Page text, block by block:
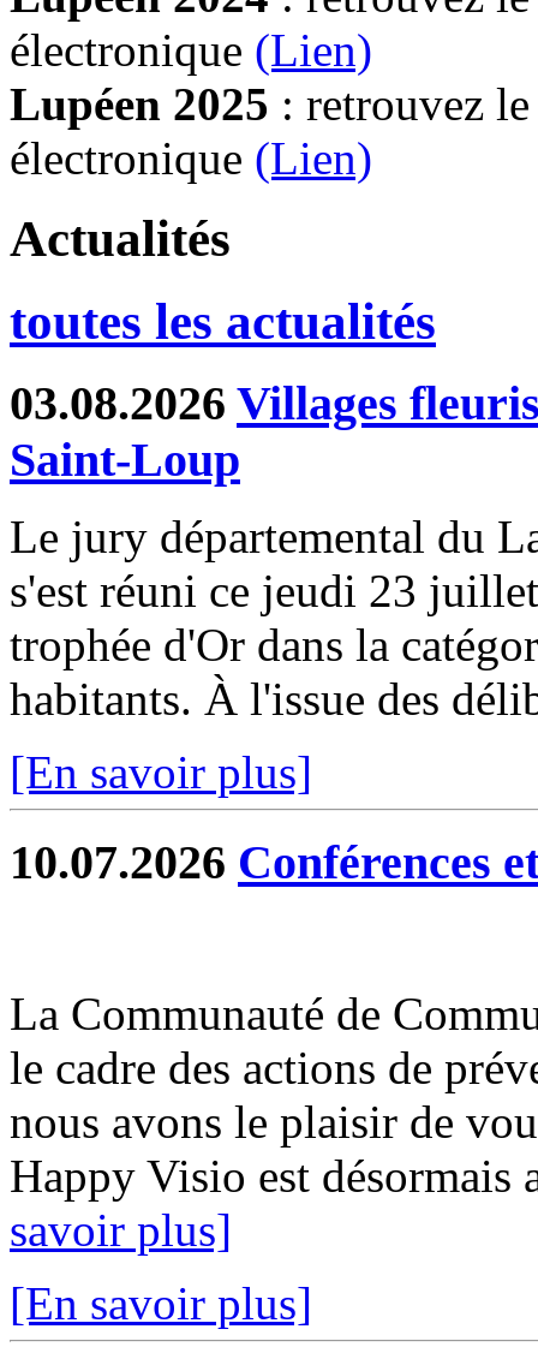
électronique (Lien)
Lupéen 2025 : retrouvez
électronique (Lien)
Actualités
toutes les actualités
03.08.2026 Villages
Saint-Loup
Le jury départemental du
s'est réuni ce jeudi 23
trophée d'Or dans la
habitants. À l'issue des
[En savoir plus]
10.07.2026 Conférences
La Communauté de
le cadre des actions de
nous avons le plaisir de
Happy Visio est désormais
savoir plus]
[En savoir plus]